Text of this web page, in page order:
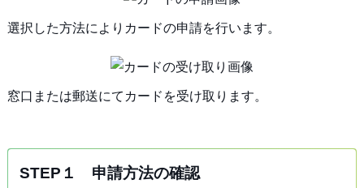
選択した方法によりカードの申請を行います。
窓口または郵送にてカードを受け取ります。
STEP１ 申請方法の確認